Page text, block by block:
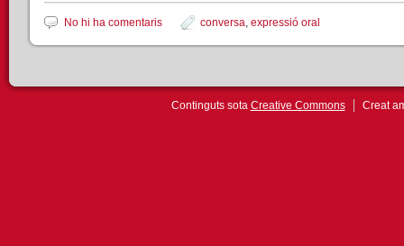
No hi ha comentaris conversa, expressió oral
Continguts sota Creative Commons Creat